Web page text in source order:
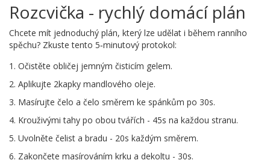
Rozcvička - rychlý domácí plán
Chcete mít jednoduchý plán, který lze udělat i během ranního
spěchu? Zkuste tento 5‑minutový protokol:
Očistěte obličej jemným čisticím gelem.
Aplikujte 2kapky mandlového oleje.
Masírujte čelo a čelo směrem ke spánkům po 30s.
Krouživými tahy po obou tvářích - 45s na každou stranu.
Uvolněte čelist a bradu - 20s každým směrem.
Zakončete masírováním krku a dekoltu - 30s.